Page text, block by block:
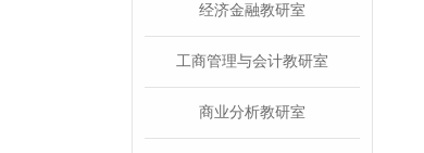
经济金融教研室
工商管理与会计教研室
商业分析教研室